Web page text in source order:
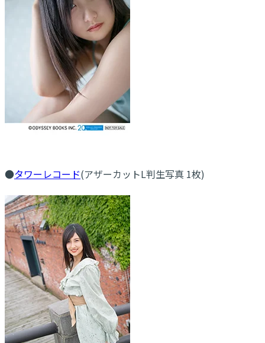
●タワーレコード(アザーカットL判生写真 1枚)